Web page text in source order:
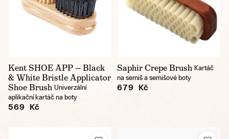
Kent SHOE APP — Black
& White Bristle Applicator
Shoe Brush Univerzální
aplikační kartáč na boty
569 Kč
Saphir Crepe Brush Kartáč
na semiš a semišové boty
679 Kč